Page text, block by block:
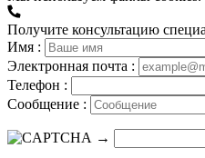
Получите консультацию
Имя :
Электронная почта :
Телефон :
Сообщение :
→